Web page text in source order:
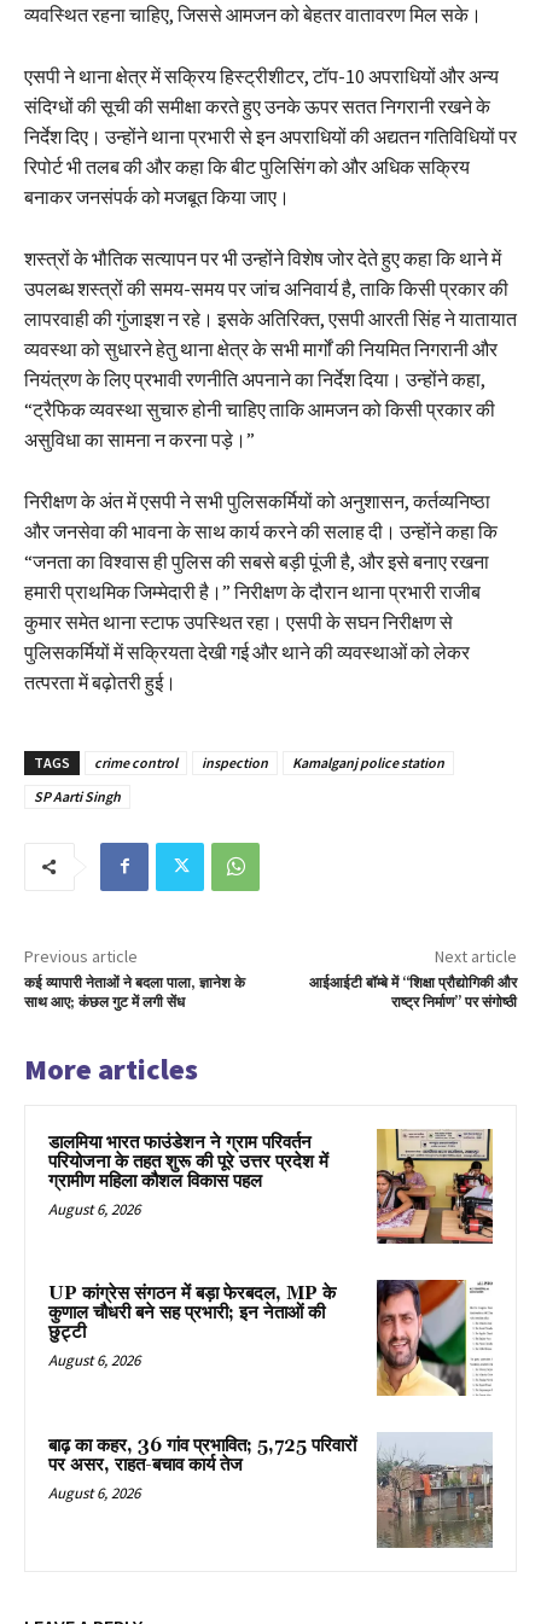
व्यवस्थित रहना चाहिए, जिससे आमजन को बेहतर वातावरण मिल सके।
एसपी ने थाना क्षेत्र में सक्रिय हिस्ट्रीशीटर, टॉप-10 अपराधियों और अन्य
संदिग्धों की सूची की समीक्षा करते हुए उनके ऊपर सतत निगरानी रखने के
निर्देश दिए। उन्होंने थाना प्रभारी से इन अपराधियों की अद्यतन गतिविधियों पर
रिपोर्ट भी तलब की और कहा कि बीट पुलिसिंग को और अधिक सक्रिय
बनाकर जनसंपर्क को मजबूत किया जाए।
शस्त्रों के भौतिक सत्यापन पर भी उन्होंने विशेष जोर देते हुए कहा कि थाने में
उपलब्ध शस्त्रों की समय-समय पर जांच अनिवार्य है, ताकि किसी प्रकार की
लापरवाही की गुंजाइश न रहे। इसके अतिरिक्त, एसपी आरती सिंह ने यातायात
व्यवस्था को सुधारने हेतु थाना क्षेत्र के सभी मार्गों की नियमित निगरानी और
नियंत्रण के लिए प्रभावी रणनीति अपनाने का निर्देश दिया। उन्होंने कहा,
“ट्रैफिक व्यवस्था सुचारु होनी चाहिए ताकि आमजन को किसी प्रकार की
असुविधा का सामना न करना पड़े।”
निरीक्षण के अंत में एसपी ने सभी पुलिसकर्मियों को अनुशासन, कर्तव्यनिष्ठा
और जनसेवा की भावना के साथ कार्य करने की सलाह दी। उन्होंने कहा कि
“जनता का विश्वास ही पुलिस की सबसे बड़ी पूंजी है, और इसे बनाए रखना
हमारी प्राथमिक जिम्मेदारी है।” निरीक्षण के दौरान थाना प्रभारी राजीब
कुमार समेत थाना स्टाफ उपस्थित रहा। एसपी के सघन निरीक्षण से
पुलिसकर्मियों में सक्रियता देखी गई और थाने की व्यवस्थाओं को लेकर
तत्परता में बढ़ोतरी हुई।
TAGS crime control inspection
Kamalganj police station
SP Aarti Singh
Previous article
कई व्यापारी नेताओं ने बदला पाला, ज्ञानेश के
साथ आए; कंछल गुट में लगी सेंध
Next article
आईआईटी बॉम्बे में “शिक्षा प्रौद्योगिकी और
राष्ट्र निर्माण” पर संगोष्ठी
More articles
डालमिया भारत फाउंडेशन ने ग्राम परिवर्तन
परियोजना के तहत शुरू की पूरे उत्तर प्रदेश में
ग्रामीण महिला कौशल विकास पहल
August 6, 2026
UP कांग्रेस संगठन में बड़ा फेरबदल, MP के
कुणाल चौधरी बने सह प्रभारी; इन नेताओं की
छुट्टी
August 6, 2026
बाढ़ का कहर, 36 गांव प्रभावित; 5,725 परिवारों
पर असर, राहत-बचाव कार्य तेज
August 6, 2026